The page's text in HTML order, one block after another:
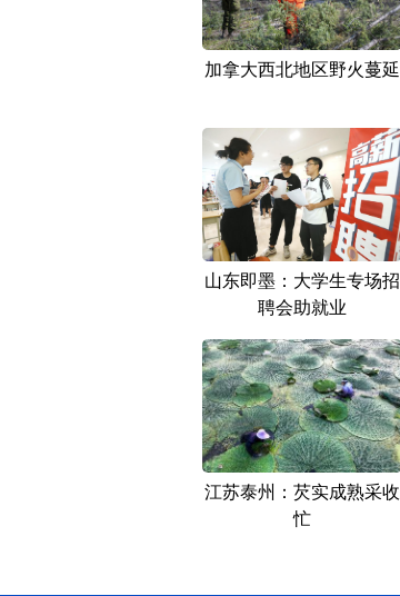
加拿大西北地区野火蔓延
山东即墨：大学生专场招
聘会助就业
江苏泰州：芡实成熟采收
忙